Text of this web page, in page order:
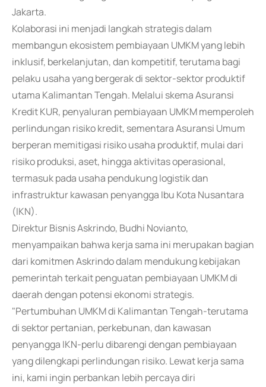
Jakarta.
Kolaborasi ini menjadi langkah strategis dalam
membangun ekosistem pembiayaan UMKM yang lebih
inklusif, berkelanjutan, dan kompetitif, terutama bagi
pelaku usaha yang bergerak di sektor-sektor produktif
utama Kalimantan Tengah. Melalui skema Asuransi
Kredit KUR, penyaluran pembiayaan UMKM memperoleh
perlindungan risiko kredit, sementara Asuransi Umum
berperan memitigasi risiko usaha produktif, mulai dari
risiko produksi, aset, hingga aktivitas operasional,
termasuk pada usaha pendukung logistik dan
infrastruktur kawasan penyangga Ibu Kota Nusantara
(IKN).
Direktur Bisnis Askrindo, Budhi Novianto,
menyampaikan bahwa kerja sama ini merupakan bagian
dari komitmen Askrindo dalam mendukung kebijakan
pemerintah terkait penguatan pembiayaan UMKM di
daerah dengan potensi ekonomi strategis.
"Pertumbuhan UMKM di Kalimantan Tengah-terutama
di sektor pertanian, perkebunan, dan kawasan
penyangga IKN-perlu dibarengi dengan pembiayaan
yang dilengkapi perlindungan risiko. Lewat kerja sama
ini, kami ingin perbankan lebih percaya diri